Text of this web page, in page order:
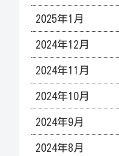
2025年1月
2024年12月
2024年11月
2024年10月
2024年9月
2024年8月